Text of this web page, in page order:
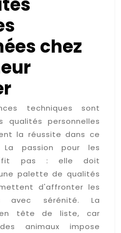
chez
techniques sont
qualités personnelles
la réussite dans ce
La passion pour les
pas : elle doit
palette de qualités
d'affronter les
avec sérénité. La
tête de liste, car
animaux impose